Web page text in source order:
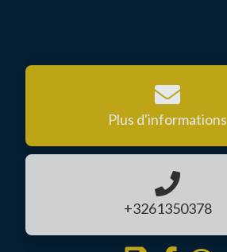
Plus d'informations
+3261350378